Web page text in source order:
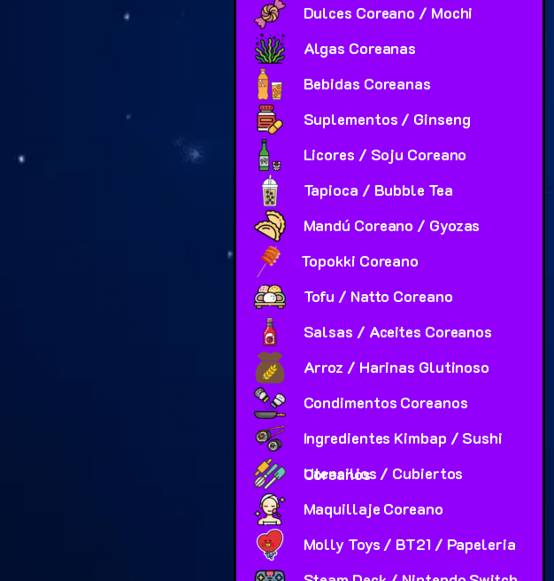
Dulces Coreano / Mochi
Algas Coreanas
Bebidas Coreanas
Suplementos / Ginseng
Licores / Soju Coreano
Tapioca / Bubble Tea
Mandú Coreano / Gyozas
Topokki Coreano
Tofu / Natto Coreano
Salsas / Aceites Coreanos
Arroz / Harinas Glutinoso
Condimentos Coreanos
Ingredientes Kimbap / Sushi
Utensilios / Cubiertos Coreanos
Maquillaje Coreano
Molly Toys / BT21 / Papeleria